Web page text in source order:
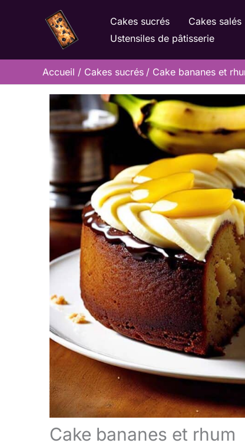
Cakes sucrés Cakes salés
Ustensiles de pâtisserie
Accueil Cakes sucrés Cake bananes et
Cake bananes et rhum